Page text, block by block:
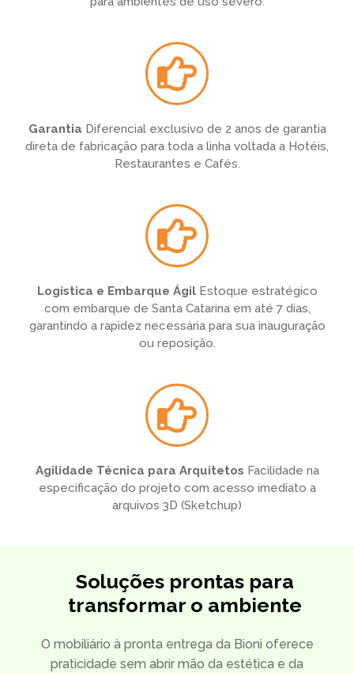
Garantia Diferencial exclusivo de 2 anos de garantia
direta de fabricação para toda a linha voltada a Hotéis,
Restaurantes e Cafés.
Logística e Embarque Ágil Estoque estratégico
com embarque de Santa Catarina em até 7 dias,
garantindo a rapidez necessária para sua inauguração
ou reposição.
Agilidade Técnica para Arquitetos Facilidade na
especificação do projeto com acesso imediato a
arquivos 3D (Sketchup)
Soluções prontas para
transformar o ambiente
O mobiliário à pronta entrega da Bioni oferece
praticidade sem abrir mão da estética e da